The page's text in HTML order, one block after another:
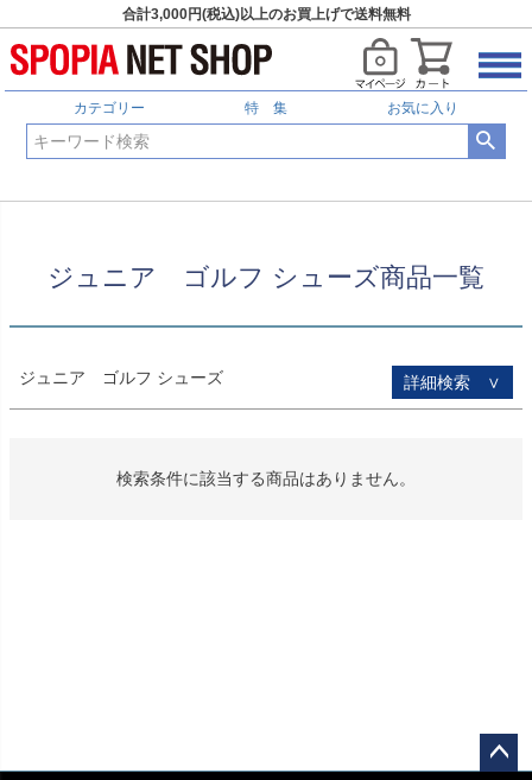
合計3,000円(税込)以上のお買上げで送料無料
カテゴリー 特 集 お気に入り
HOME ジュニア ゴルフ シューズ商品一覧
ジュニア ゴルフ シューズ商品一覧
ジュニア ゴルフ シューズ 詳細検索 ∨
予約商品
予約商品のみを表示
並び順
新着順
登録順
キーワードヒット順
検索
検索条件に該当する商品はありません。